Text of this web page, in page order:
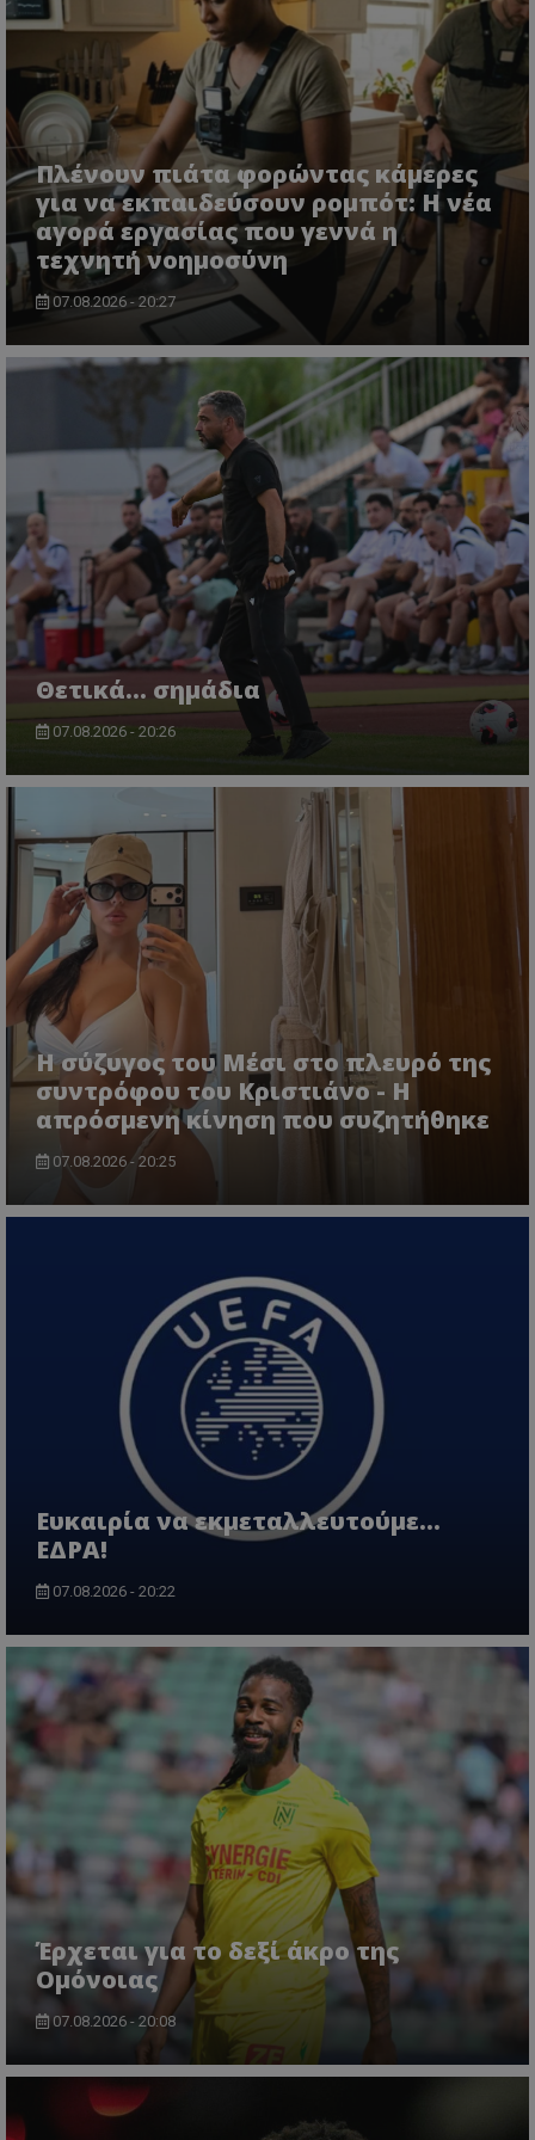
Πλένουν πιάτα φορώντας κάμερες
για να εκπαιδεύσουν ρομπότ: Η νέα
αγορά εργασίας που γεννά η
τεχνητή νοημοσύνη
07.08.2026 - 20:27
Θετικά... σημάδια
07.08.2026 - 20:26
Η σύζυγος του Μέσι στο πλευρό της
συντρόφου του Κριστιάνο - Η
απρόσμενη κίνηση που συζητήθηκε
07.08.2026 - 20:25
Ευκαιρία να εκμεταλλευτούμε...
ΕΔΡΑ!
07.08.2026 - 20:22
Έρχεται για το δεξί άκρο της
Ομόνοιας
07.08.2026 - 20:08